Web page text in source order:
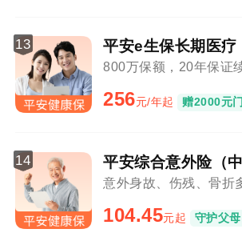
13 平安e生保长期医疗
800万保额，20年保证
256元/年起 赠2000元
14 平安综合意外险（中
104.45元起 守护父母